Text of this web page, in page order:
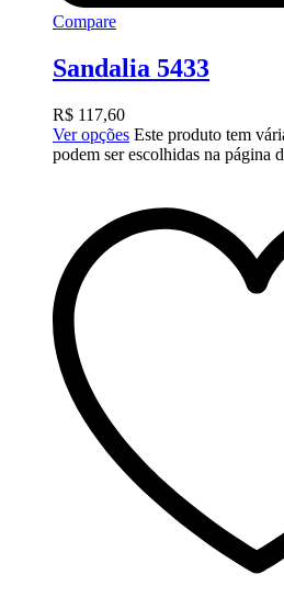
Compare
Sandalia 5433
R$ 117,60
Ver opções Este produto tem
podem ser escolhidas na página